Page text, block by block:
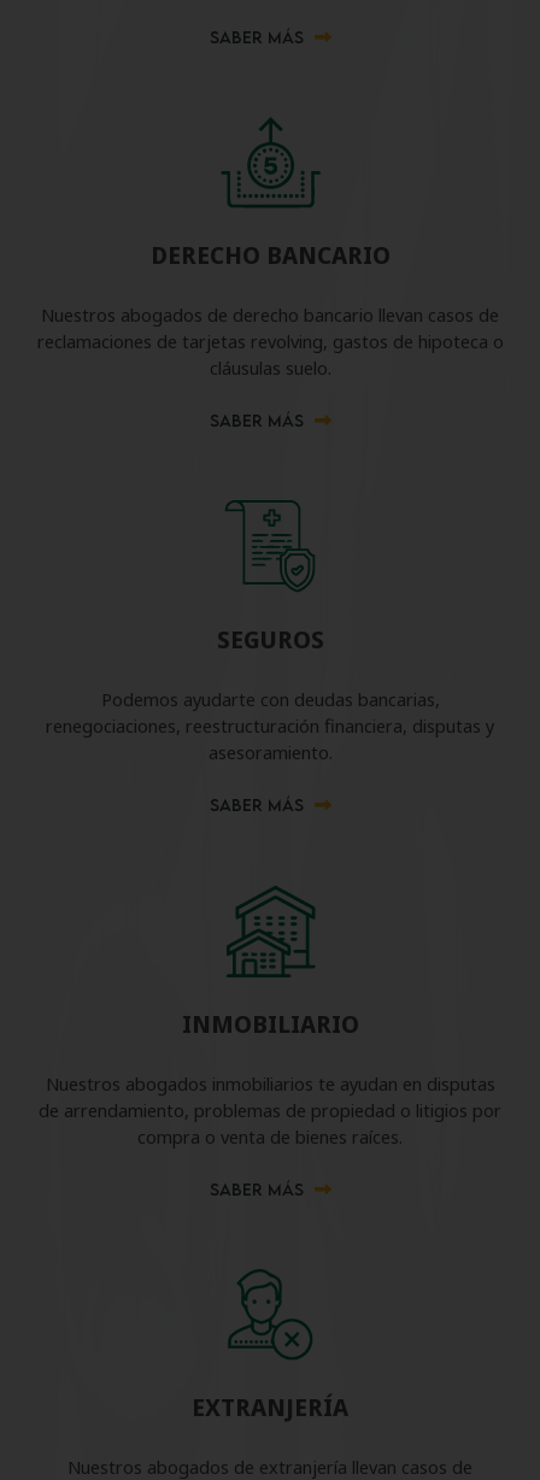
SABER MÁS
DERECHO BANCARIO
Nuestros abogados de derecho bancario llevan casos de
reclamaciones de tarjetas revolving, gastos de hipoteca o
cláusulas suelo.
SABER MÁS
SEGUROS
Podemos ayudarte con deudas bancarias,
renegociaciones, reestructuración financiera, disputas y
asesoramiento.
SABER MÁS
INMOBILIARIO
Nuestros abogados inmobiliarios te ayudan en disputas
de arrendamiento, problemas de propiedad o litigios por
compra o venta de bienes raíces.
SABER MÁS
EXTRANJERÍA
Nuestros abogados de extranjería llevan casos de